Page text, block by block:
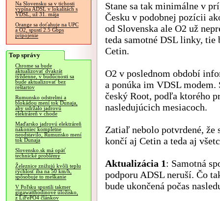
Na Slovensku sa v tichosti
vypína ADSL v lokalitách s
VDSL, už 31. mája
Orange sa doťahuje na UPC
a O2, spustí 2.5 Gbps
pripojenie
Top správy
Chrome sa bude
aktualizovať dvakrát
týždenne, v budúcnosti sa
bude aktualizovať bez
reštartov
Rumunsko odstrelmi a
blokádou mení tok Dunaja,
aby udržalo jadrovú
elektráreň v chode
Maďarsko jadrovú elektráreň
nakoniec kompletne
neodstavilo, Rumunsko mení
tok Dunaja
Slovensko.sk má opäť
technické problémy
Železnice znižujú kvôli teplu
rýchlosť iba na 50 km/h,
spôsobuje to meškanie
V Poľsku spustili takmer
gigawatthodinové úložisko,
z LiFePO4 článkov
Stane sa tak minimálne v
Česku v podobnej pozícii
od Slovenska ale O2 už
teda samotné DSL linky, tie
Cetin.
O2 v poslednom období
a ponúka im VDSL
český Root, podľa ktorého
nasledujúcich mesiacoch.
Zatiaľ nebolo potvrdené, že
končí aj Cetin a teda aj
Aktualizácia 1: Samotná
podporu ADSL neruší. Čo
bude ukončená počas